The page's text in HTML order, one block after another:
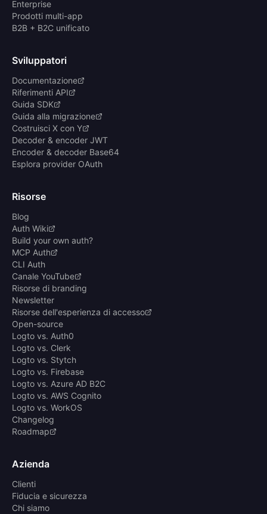
Enterprise
Prodotti multi-app
B2B + B2C unificato
Sviluppatori
Documentazione
Riferimenti API
Guida SDK
Guida alla migrazione
Costruisci X con Y
Decoder & encoder JWT
Encoder & decoder Base64
Esplora provider OAuth
Risorse
Blog
Auth Wiki
Build your own auth?
MCP Auth
CLI Auth
Canale YouTube
Risorse di branding
Newsletter
Risorse dell'esperienza di accesso
Open-source
Logto vs. Auth0
Logto vs. Clerk
Logto vs. Stytch
Logto vs. Firebase
Logto vs. Azure AD B2C
Logto vs. AWS Cognito
Logto vs. WorkOS
Changelog
Roadmap
Azienda
Clienti
Fiducia e sicurezza
Chi siamo